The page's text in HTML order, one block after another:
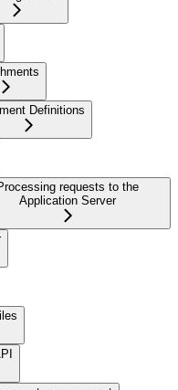
Definitions
requests to the
Application Server